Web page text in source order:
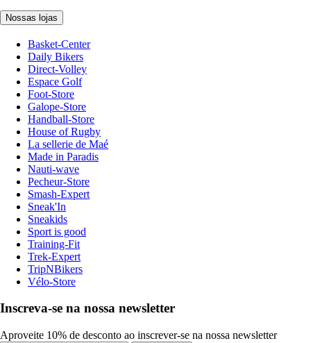
Nossas lojas
Basket-Center
Daily Bikers
Direct-Volley
Espace Golf
Foot-Store
Galope-Store
Handball-Store
House of Rugby
La sellerie de Maé
Made in Paradis
Nauti-wave
Pecheur-Store
Smash-Expert
Sneak'In
Sneakids
Sport is good
Training-Fit
Trek-Expert
TripNBikers
Vélo-Store
Inscreva-se na nossa newsletter
Aproveite 10% de desconto ao inscrever-se na nossa newsletter